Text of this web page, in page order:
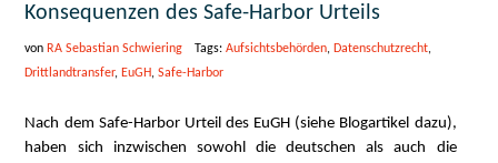
Konsequenzen des Safe-Harbor Urteils
von RA Sebastian Schwiering Tags:Aufsichtsbehörden, Datenschutzrecht,
Drittlandtransfer, EuGH,Safe-Harbor
Nach dem Safe-Harbor Urteil des EuGH (siehe Blogartikel dazu),
haben sich inzwischen sowohl die deutschen als auch die